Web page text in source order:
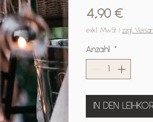
4,90 €
exkl. MwSt. zzgl.
Anzahl *
IN DEN